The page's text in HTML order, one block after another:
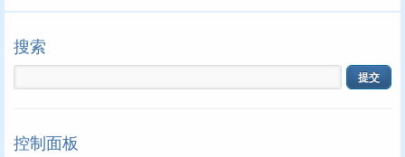
搜索
控制面板